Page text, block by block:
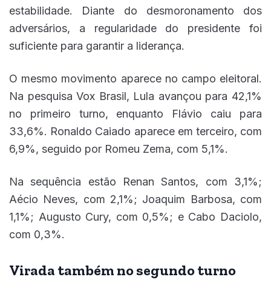
estabilidade. Diante do desmoronamento dos
adversários, a regularidade do presidente foi
suficiente para garantir a liderança.
O mesmo movimento aparece no campo eleitoral.
Na pesquisa Vox Brasil, Lula avançou para 42,1%
no primeiro turno, enquanto Flávio caiu para
33,6%. Ronaldo Caiado aparece em terceiro, com
6,9%, seguido por Romeu Zema, com 5,1%.
Na sequência estão Renan Santos, com 3,1%;
Aécio Neves, com 2,1%; Joaquim Barbosa, com
1,1%; Augusto Cury, com 0,5%; e Cabo Daciolo,
com 0,3%.
Virada também no segundo turno